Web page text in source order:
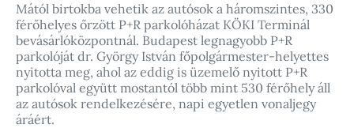
Mától birtokba vehetik az autósok a háromszintes, 330
férőhelyes őrzött P+R parkolóházat KÖKI Terminál
bevásárlóközpontnál. Budapest legnagyobb P+R
parkolóját dr. György István főpolgármester-helyettes
nyitotta meg, ahol az eddig is üzemelő nyitott P+R
parkolóval együtt mostantól több mint 530 férőhely áll
az autósok rendelkezésére, napi egyetlen vonaljegy
áráért.